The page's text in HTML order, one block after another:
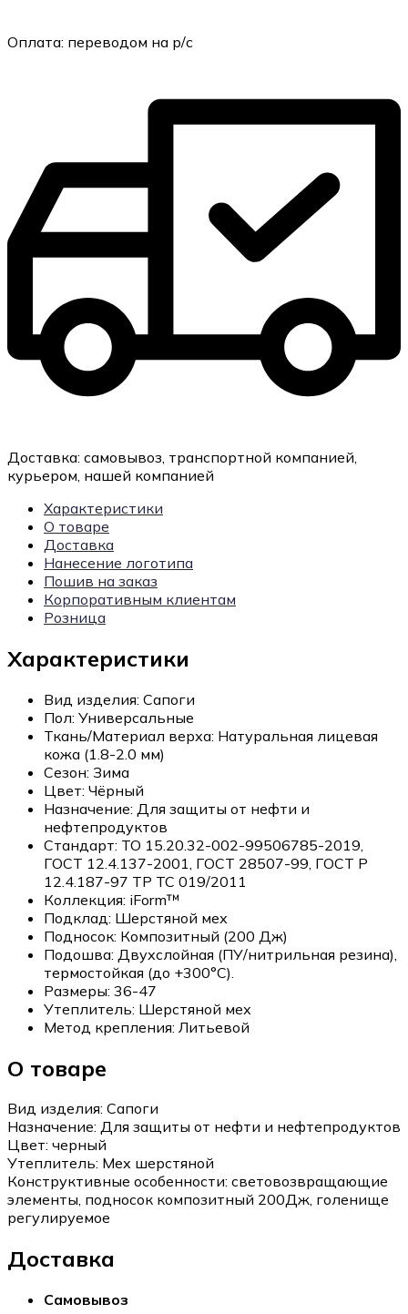
Оплата: переводом на р/с
Доставка: самовывоз, транспортной компанией,
курьером, нашей компанией
Характеристики
О товаре
Доставка
Нанесение логотипа
Пошив на заказ
Корпоративным клиентам
Розница
Характеристики
Вид изделия: Сапоги
Пол: Универсальные
Ткань/Материал верха: Натуральная лицевая
кожа (1.8-2.0 мм)
Сезон: Зима
Цвет: Чёрный
Назначение: Для защиты от нефти и
нефтепродуктов
Стандарт: ТО 15.20.32-002-99506785-2019,
ГОСТ 12.4.137-2001, ГОСТ 28507-99, ГОСТ Р
12.4.187-97 ТР ТС 019/2011
Коллекция: iForm™
Подклад: Шерстяной мех
Подносок: Композитный (200 Дж)
Подошва: Двухслойная (ПУ/нитрильная резина),
термостойкая (до +300°С).
Размеры: 36-47
Утеплитель: Шерстяной мех
Метод крепления: Литьевой
О товаре
Вид изделия: Сапоги
Назначение: Для защиты от нефти и нефтепродуктов
Цвет: черный
Утеплитель: Мех шерстяной
Конструктивные особенности: световозвращающие
элементы, подносок композитный 200Дж, голенище
регулируемое
Доставка
Самовывоз